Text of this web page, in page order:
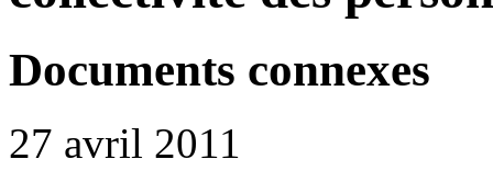
Documents connexes
27 avril 2011